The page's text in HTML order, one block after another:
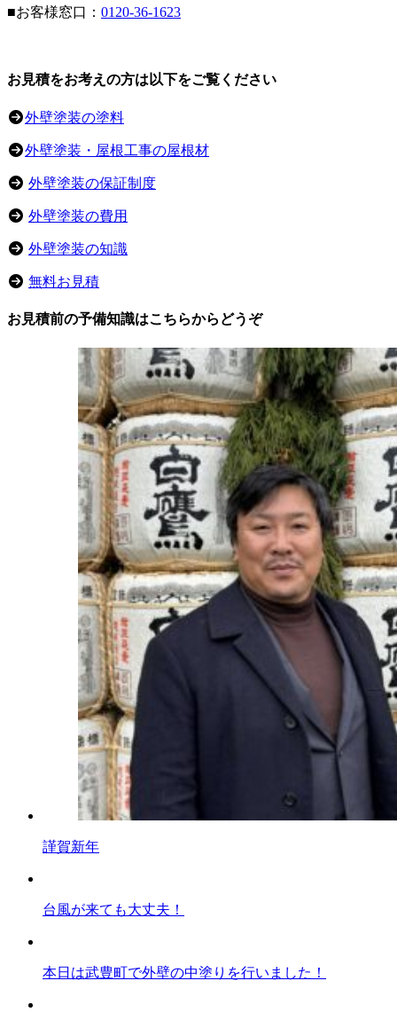
■お客様窓口： 0120-36-1623
お見積をお考えの方は以下をご覧ください
外壁塗装の塗料
外壁塗装・屋根工事の屋根材
外壁塗装の保証制度
外壁塗装の費用
外壁塗装の知識
無料お見積
お見積前の予備知識はこちらからどうぞ
謹賀新年
台風が来ても大丈夫！
本日は武豊町で外壁の中塗りを行いました！